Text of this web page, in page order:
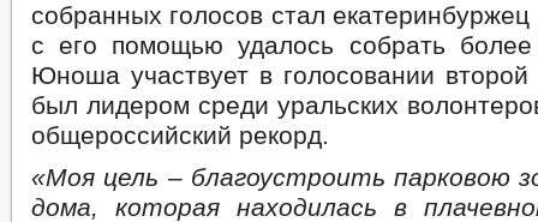
собранных голосов стал
с его помощью удалось собрать
Юноша участвует в голосовании
был лидером среди уральских
общероссийский рекорд.
«Моя цель – благоустроить парковою
дома, которая находилась в